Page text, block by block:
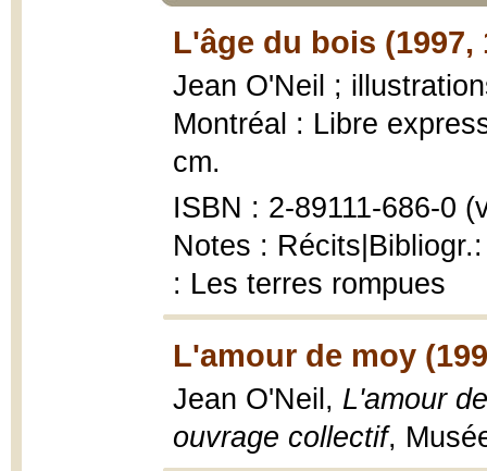
L'âge du bois (1997,
Jean O'Neil ;
Montréal : Libre
cm.
ISBN : 2-89111-686-0
Notes :
: Les terres rompues
L'amour de moy
Jean O'Neil, L'amour
ouvrage collectif,